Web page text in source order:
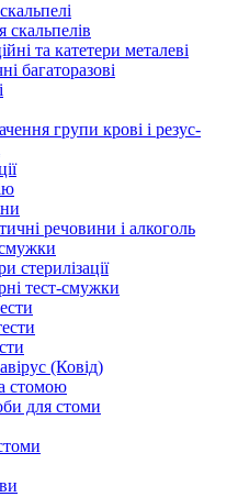
скальпелів
та катетери металеві
багаторазові
групи крові і резус-
речовини і алкоголь
смужки
стерилізації
тест-смужки
(Ковід)
стомою
для стоми